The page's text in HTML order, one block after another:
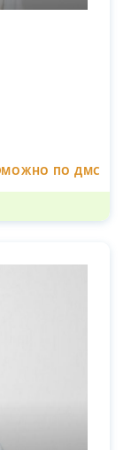
МОЖНО ПО ДМС